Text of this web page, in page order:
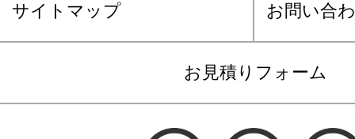
サイトマップ お問い合
お見積りフォーム